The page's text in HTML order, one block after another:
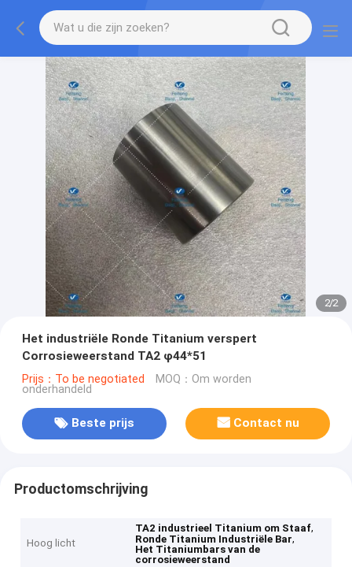
2/2
Het industriële Ronde Titanium verspert
Corrosieweerstand TA2 φ44*51
Prijs：To be negotiated MOQ：Om worden
onderhandeld
Beste prijs Contact nu
Productomschrijving
Hoog licht
TA2 industrieel Titanium om Staaf,
Ronde Titanium Industriële Bar,
Het Titaniumbars van de
corrosieweerstand